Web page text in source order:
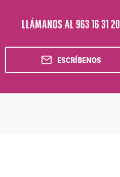
LLÁMANOS AL 963 16 31 20
ESCRÍBENOS